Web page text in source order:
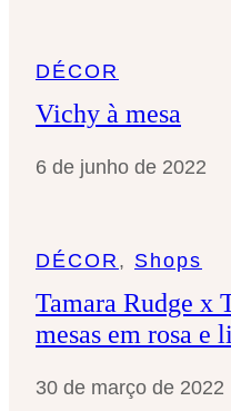
DÉCOR
Vichy à mesa
6 de junho de 2022
DÉCOR , Shops
Tamara Rudge x
mesas em rosa e
30 de março de 2022